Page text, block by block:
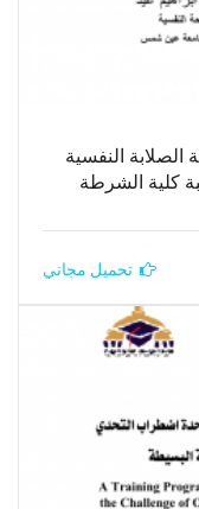
الصلابة النفسية
كلية الشرطة
تحميل مجاني